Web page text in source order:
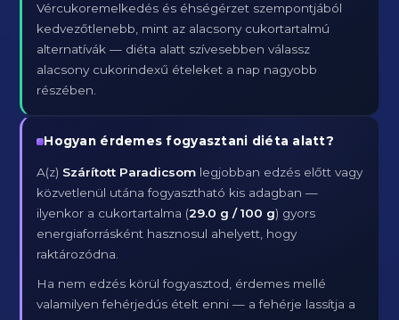
Vércukoremelkedés és éhségérzet szempontjából
kedvezőtlenebb, mint az alacsony cukortartalmú
alternatívák — diéta alatt szívesebben válassz
alacsony cukorindexű ételeket a nap nagyobb
részében.
Hogyan érdemes fogyasztani diéta alatt?
A(z) Szárított Paradicsom legjobban edzés előtt vagy
közvetlenül utána fogyasztható kis adagban —
ilyenkor a cukortartalma (29.0 g / 100 g) gyors
energiaforrásként hasznosul ahelyett, hogy
raktározódna.
Ha nem edzés körül fogyasztod, érdemes mellé
valamilyen fehérjedús ételt enni — a fehérje lassítja a